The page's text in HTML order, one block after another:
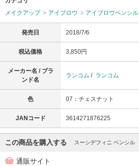
メイクアップ
アイブロウ アイブロウペンシル
発売日 2018/7/6
税込価格 3,850円
メーカー名 / ブラ
ンド名
ランコム / ランコム
色 07：チェスナット
JANコード 3614271876225
この商品を購入する スーシデフィニ ペンシル
通販サイト